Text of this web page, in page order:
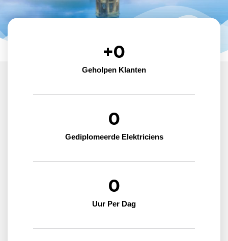
Geholpen Klanten
+0
Gediplomeerde Elektriciens
0
Uur Per Dag
0